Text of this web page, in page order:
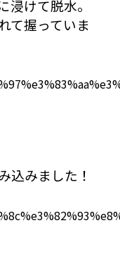
けて脱水。
て握っていま
込みました！